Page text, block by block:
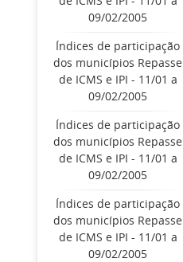
09/02/2005
Índices de participação
dos municípios Repasse
de ICMS e IPI - 11/01 a
09/02/2005
Índices de participação
dos municípios Repasse
de ICMS e IPI - 11/01 a
09/02/2005
Índices de participação
dos municípios Repasse
de ICMS e IPI - 11/01 a
09/02/2005